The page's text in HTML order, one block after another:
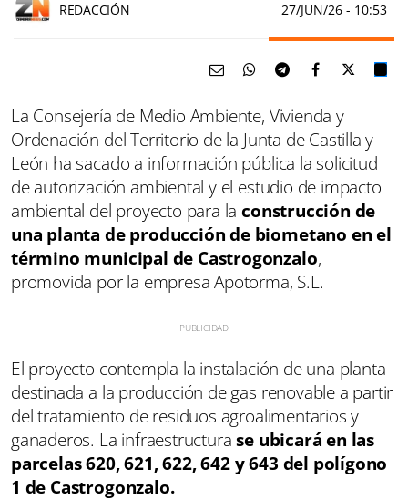
REDACCIÓN 27/JUN/26 - 10:53
La Consejería de Medio Ambiente, Vivienda y
Ordenación del Territorio de la Junta de Castilla y
León ha sacado a información pública la solicitud
de autorización ambiental y el estudio de impacto
ambiental del proyecto para laconstrucción de
una planta de producción de biometano en el
término municipal de Castrogonzalo,
promovida por la empresa Apotorma, S.L.
El proyecto contempla la instalación de una planta
destinada a la producción de gas renovable a partir
del tratamiento de residuos agroalimentarios y
ganaderos. La infraestructurase ubicará en las
parcelas 620, 621, 622, 642 y 643 del polígono
1 de Castrogonzalo.